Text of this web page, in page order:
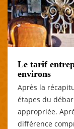
Le tarif
environs
Après la
étapes du
appropriée.
différence